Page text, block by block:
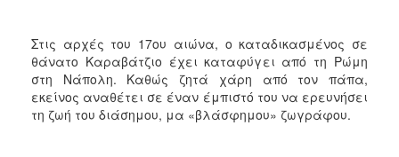
Στις αρχές του 17ου αιώνα, ο καταδικασμένος σε
θάνατο Καραβάτζιο έχει καταφύγει από τη Ρώμη
στη Νάπολη. Καθώς ζητά χάρη από τον πάπα,
εκείνος αναθέτει σε έναν έμπιστό του να ερευνήσει
τη ζωή του διάσημου, μα «βλάσφημου» ζωγράφου.